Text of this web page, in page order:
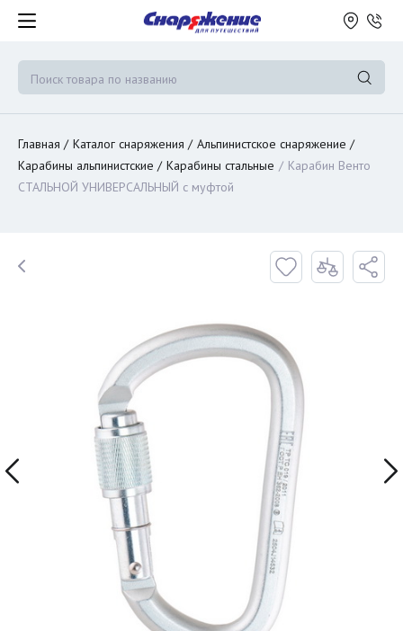
Главная Каталог снаряжения
Альпинистское снаряжение
Карабины альпинистские
Карабины стальные
Карабин Венто
СТАЛЬНОЙ УНИВЕРСАЛЬНЫЙ с муфтой